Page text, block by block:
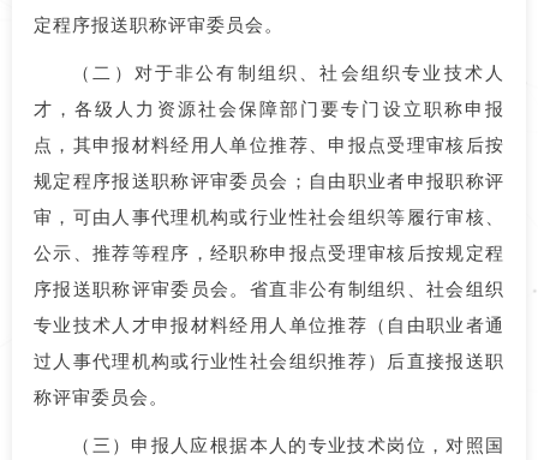
定程序报送职称评审委员会。
（二）对于非公有制组织、社会组织专业技术人
才，各级人力资源社会保障部门要专门设立职称申报
点，其申报材料经用人单位推荐、申报点受理审核后按
规定程序报送职称评审委员会；自由职业者申报职称评
审，可由人事代理机构或行业性社会组织等履行审核、
公示、推荐等程序，经职称申报点受理审核后按规定程
序报送职称评审委员会。省直非公有制组织、社会组织
专业技术人才申报材料经用人单位推荐（自由职业者通
过人事代理机构或行业性社会组织推荐）后直接报送职
称评审委员会。
（三）申报人应根据本人的专业技术岗位，对照国